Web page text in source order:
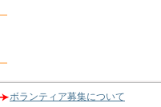
ボランティア募集について